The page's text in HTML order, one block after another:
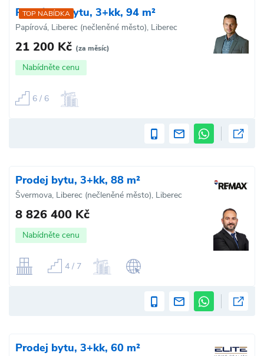
TOP NABÍDKA
Pronájem bytu, 3+kk, 94 m²
Papírová, Liberec (nečleněné město), Liberec
21 200 Kč (za měsíc)
Nabídněte cenu
6 / 6
Prodej bytu, 3+kk, 88 m²
Švermova, Liberec (nečleněné město), Liberec
8 826 400 Kč
Nabídněte cenu
4 / 7
Prodej bytu, 3+kk, 60 m²